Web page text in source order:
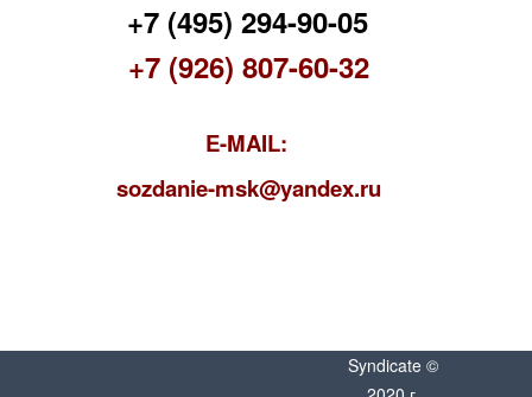
+7 (495) 294-90-05
+7 (926) 807-60-32
E-MAIL:
sozdanie-msk@yandex.ru
Syndicate ©